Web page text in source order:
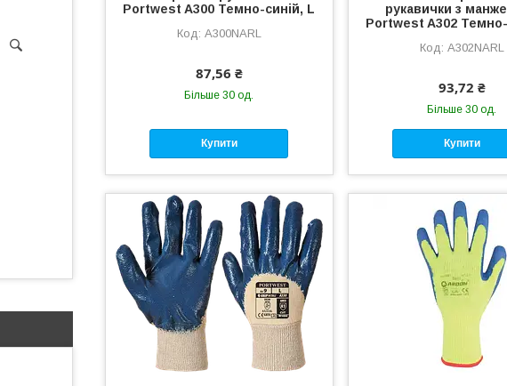
Portwest A300 Темно-синій, L
A300NARL
87,56 ₴
Більше 30 од.
Купити
рукавички з
Portwest A302 Темно-
A302NARL
93,72 ₴
Більше 30 од.
Купити